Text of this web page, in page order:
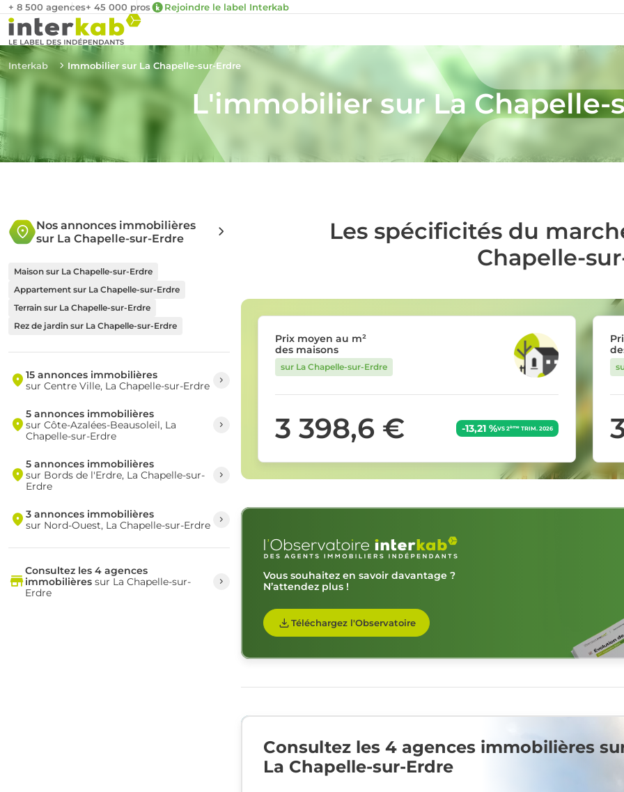
+ 8 500 agences+ 45 000 pros Rejoindre le label Interkab
Interkab Immobilier sur La Chapelle-sur-Erdre
L'immobilier sur La Chapelle-
Nos annonces immobilières
sur La Chapelle-sur-Erdre
Maison sur La Chapelle-sur-Erdre
Appartement sur La Chapelle-sur-Erdre
Terrain sur La Chapelle-sur-Erdre
Rez de jardin sur La Chapelle-sur-Erdre
15 annonces immobilières
sur Centre Ville, La Chapelle-sur-Erdre
5 annonces immobilières
sur Côte-Azalées-Beausoleil, La
Chapelle-sur-Erdre
5 annonces immobilières
sur Bords de l'Erdre, La Chapelle-sur-
Erdre
3 annonces immobilières
sur Nord-Ouest, La Chapelle-sur-Erdre
Consultez les 4 agences
immobilièressur La Chapelle-sur-
Erdre
Les spécificités du
Chapelle-
Prix moyen au m²
des maisons
sur La Chapelle-sur-Erdre
3 398,6 € -13,21 %VS 2ème TRIM. 2026
Vous souhaitez en savoir davantage ?
N’attendez plus !
Téléchargez l'Observatoire
Consultez les 4 agences immobilières
La Chapelle-sur-Erdre